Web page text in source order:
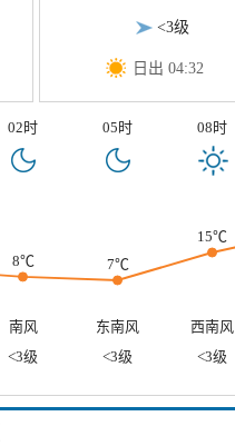
<3级
日出 04:32
02时 05时 08时
8℃ 7℃
15℃
南风 东南风 西南风
<3级 <3级 <3级